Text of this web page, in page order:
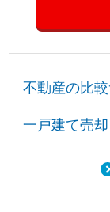
不動産の比
一戸建て売